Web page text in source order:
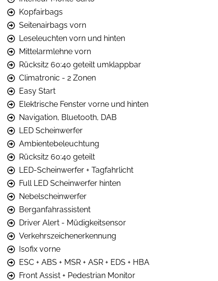
Kopfairbags
Seitenairbags vorn
Leseleuchten vorn und hinten
Mittelarmlehne vorn
Rücksitz 60:40 geteilt umklappbar
Climatronic - 2 Zonen
Easy Start
Elektrische Fenster vorne und hinten
Navigation, Bluetooth, DAB
LED Scheinwerfer
Ambientebeleuchtung
Rücksitz 60:40 geteilt
LED-Scheinwerfer + Tagfahrlicht
Full LED Scheinwerfer hinten
Nebelscheinwerfer
Berganfahrassistent
Driver Alert - Müdigkeitsensor
Verkehrszeichenerkennung
Isofix vorne
ESC + ABS + MSR + ASR + EDS + HBA
Front Assist + Pedestrian Monitor